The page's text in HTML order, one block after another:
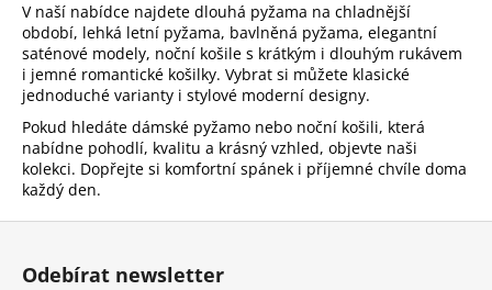
í
p
r
v
k
y
v
p
V naší nabídce najdete dlouhá pyžama na chladnější
období, lehká letní pyžama, bavlněná pyžama, elegantní
saténové modely, noční košile s krátkým i dlouhým rukávem
i jemné romantické košilky. Vybrat si můžete klasické
jednoduché varianty i stylové moderní designy.
Pokud hledáte dámské pyžamo nebo noční košili, která
nabídne pohodlí, kvalitu a krásný vzhled, objevte naši
kolekci. Dopřejte si komfortní spánek i příjemné chvíle doma
každý den.
Odebírat newsletter